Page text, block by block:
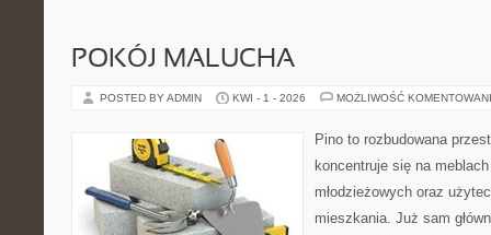
POKÓJ MALUCHA
POSTED BY ADMIN KWI - 1 - 2026 MOŻLIWOŚĆ
Pino to rozbudowana
koncentruje się na
młodzieżowych oraz
mieszkania. Już sam